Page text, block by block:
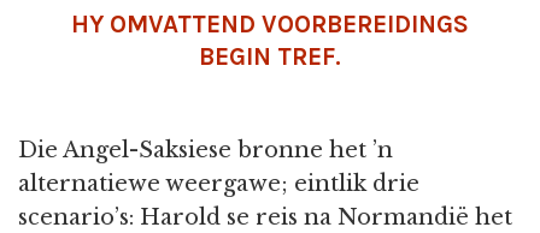
HY OMVATTEND VOORBEREIDINGS
BEGIN TREF.
Die Angel-Saksiese bronne het ’n
alternatiewe weergawe; eintlik drie
scenario’s: Harold se reis na Normandië het